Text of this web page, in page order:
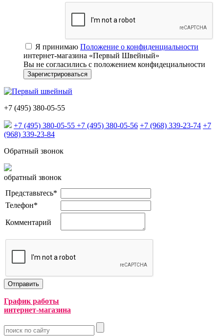
Я принимаю Положение о конфиденциальности
интернет-магазина «Первый Швейный»
Вы не согласились с положением конфидециальности
+7 (495) 380-05-55
+7 (495) 380-05-55 +7 (495) 380-05-56 +7 (968) 339-23-74 +7
(968) 339-23-84
Обратный звонок
обратный звонок
Представьтесь*
Телефон*
Комментарий
График работы
интернет-магазина